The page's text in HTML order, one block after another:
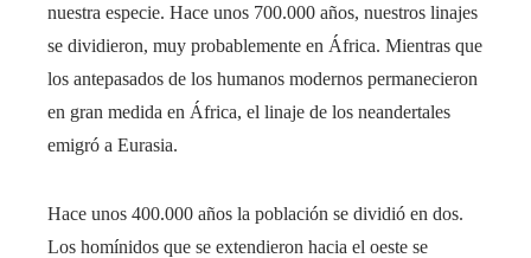
nuestra especie. Hace unos 700.000 años, nuestros linajes
se dividieron, muy probablemente en África. Mientras que
los antepasados ​​de los humanos modernos permanecieron
en gran medida en África, el linaje de los neandertales
emigró a Eurasia.
Hace unos 400.000 años la población se dividió en dos.
Los homínidos que se extendieron hacia el oeste se